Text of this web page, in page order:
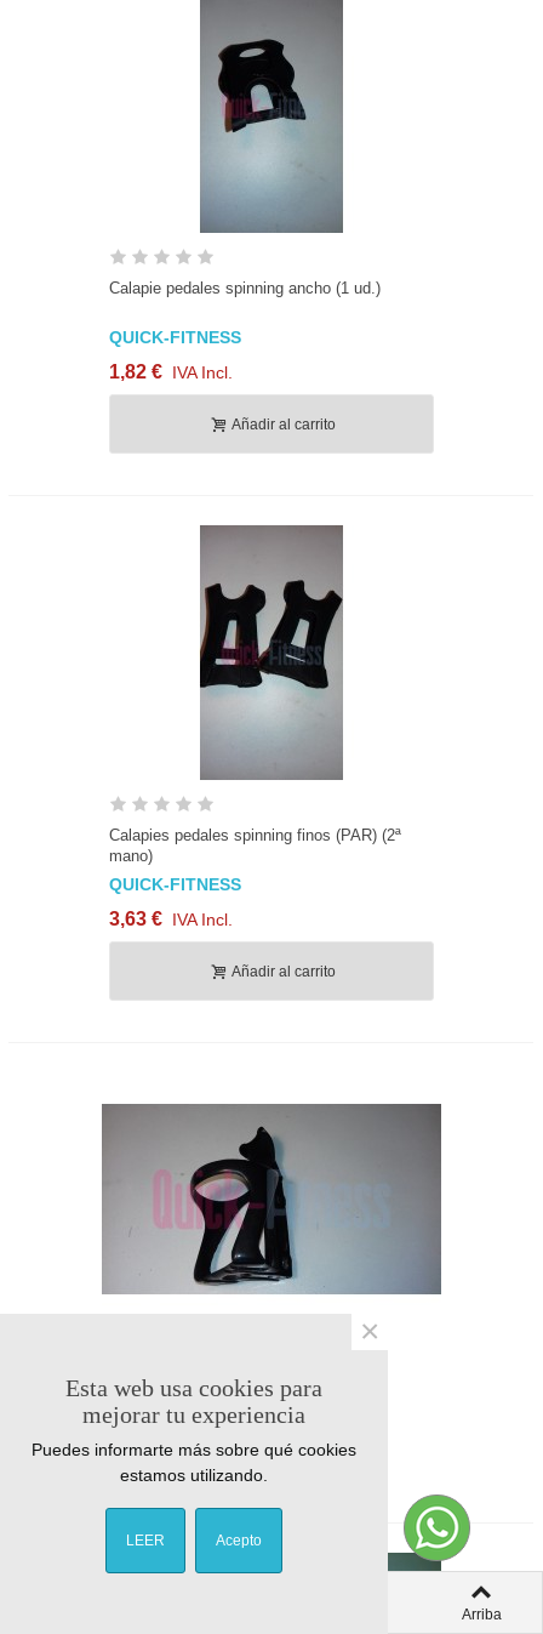
Calapie pedales spinning ancho (1 ud.)
QUICK-FITNESS
1,82 € IVA Incl.
Añadir al carrito
Calapies pedales spinning finos (PAR) (2ª
mano)
QUICK-FITNESS
3,63 € IVA Incl.
Añadir al carrito
Botellero portabotella (2ª)
QUICK-FITNESS
2,42 € IVA Incl.
Arriba
Esta web usa cookies para
mejorar tu experiencia
Puedes informarte más sobre qué cookies
estamos utilizando.
LEER Acepto
×